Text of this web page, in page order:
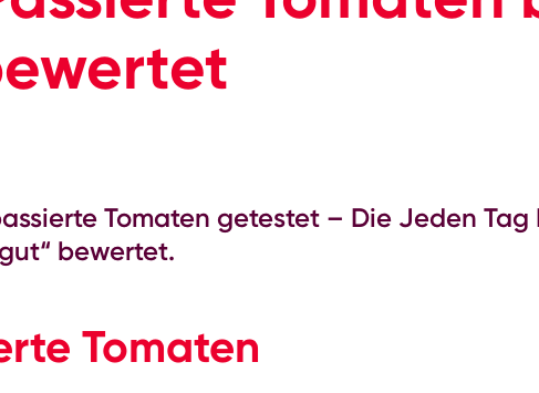
Tomaten getestet – Die Jeden
bewertet.
Tomaten